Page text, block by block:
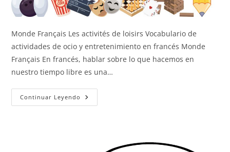
Monde Français Les activités de loisirs Vocabulario de
actividades de ocio y entretenimiento en francés Monde
Français En francés, hablar sobre lo que hacemos en
nuestro tiempo libre es una…
Continuar Leyendo Actividades
De